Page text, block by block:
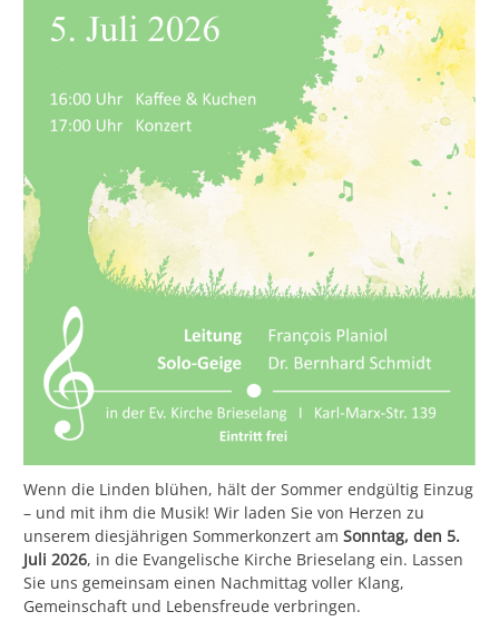
Wenn die Linden blühen, hält der Sommer endgültig Einzug
– und mit ihm die Musik! Wir laden Sie von Herzen zu
unserem diesjährigen Sommerkonzert am Sonntag, den 5.
Juli 2026, in die Evangelische Kirche Brieselang ein. Lassen
Sie uns gemeinsam einen Nachmittag voller Klang,
Gemeinschaft und Lebensfreude verbringen.